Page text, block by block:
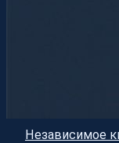
Независимое